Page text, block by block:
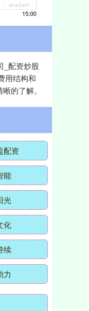
_配资炒股
用结构和
的了解。
配资
能
光
化
续
力